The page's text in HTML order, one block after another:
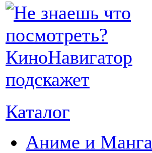
Каталог
Аниме и Манга